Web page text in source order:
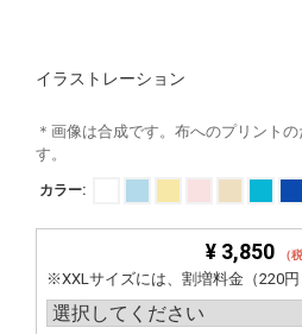
イラストレーション
＊画像は合成です。布へのプリント
す。
カラー:
¥ 3,850 （
※XXLサイズには、割増料金（220円